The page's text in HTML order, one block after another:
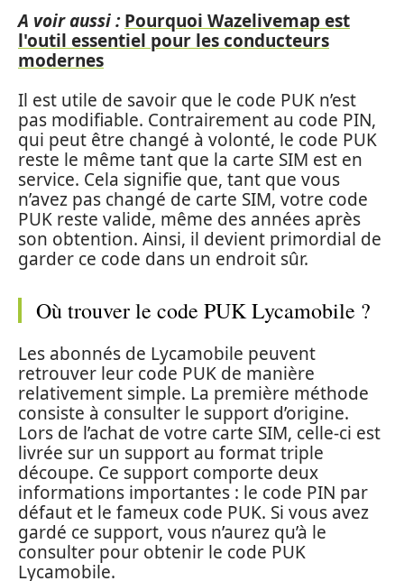
A voir aussi : Pourquoi Wazelivemap est
l'outil essentiel pour les conducteurs
modernes
Il est utile de savoir que le code PUK n’est
pas modifiable. Contrairement au code PIN,
qui peut être changé à volonté, le code PUK
reste le même tant que la carte SIM est en
service. Cela signifie que, tant que vous
n’avez pas changé de carte SIM, votre code
PUK reste valide, même des années après
son obtention. Ainsi, il devient primordial de
garder ce code dans un endroit sûr.
Où trouver le code PUK Lycamobile ?
Les abonnés de Lycamobile peuvent
retrouver leur code PUK de manière
relativement simple. La première méthode
consiste à consulter le support d’origine.
Lors de l’achat de votre carte SIM, celle-ci est
livrée sur un support au format triple
découpe. Ce support comporte deux
informations importantes : le code PIN par
défaut et le fameux code PUK. Si vous avez
gardé ce support, vous n’aurez qu’à le
consulter pour obtenir le code PUK
Lycamobile.